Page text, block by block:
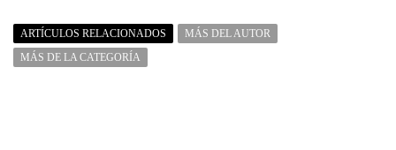
ARTÍCULOS RELACIONADOS
MÁS DEL AUTOR
MÁS DE LA CATEGORÍA